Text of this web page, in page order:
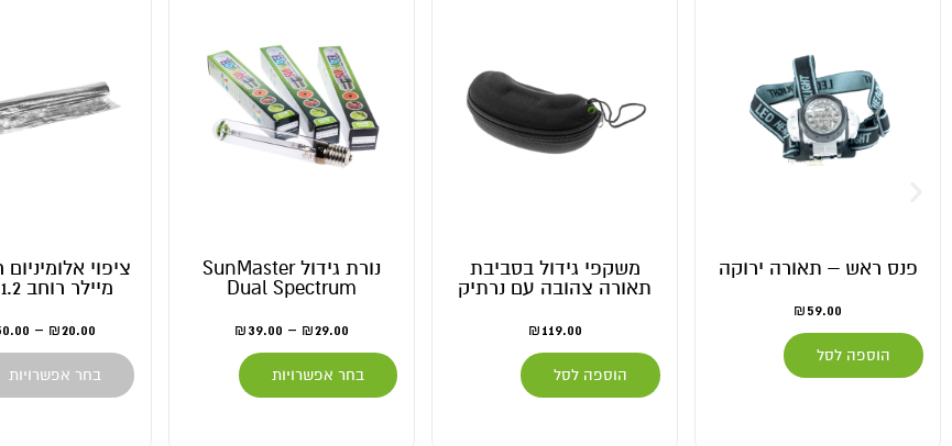
פנס ראש – תאורה ירוקה
₪59.00
הוספה לסל
משקפי גידול בסביבת
תאורה צהובה עם נרתיק
₪119.00
הוספה לסל
נורת גידול SunMaster
Dual Spectrum
₪29.00
–
₪39.00
בחר אפשרויות
ציפוי אלומיניום
מיילר רוחב 1.2 מטרים
₪20.00
–
בחר אפשרויות